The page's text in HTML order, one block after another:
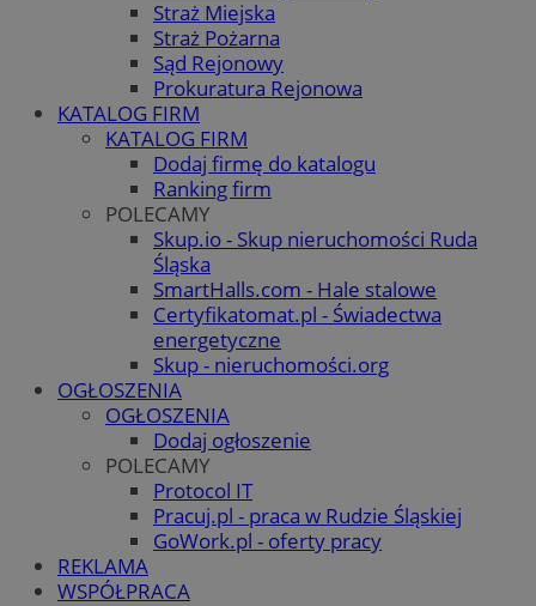
Straż Miejska
Straż Pożarna
Sąd Rejonowy
Prokuratura Rejonowa
KATALOG FIRM
KATALOG FIRM
Dodaj firmę do katalogu
Ranking firm
POLECAMY
Skup.io - Skup nieruchomości Ruda
Śląska
SmartHalls.com - Hale stalowe
Certyfikatomat.pl - Świadectwa
energetyczne
Skup - nieruchomości.org
OGŁOSZENIA
OGŁOSZENIA
Dodaj ogłoszenie
POLECAMY
Protocol IT
Pracuj.pl - praca w Rudzie Śląskiej
GoWork.pl - oferty pracy
REKLAMA
WSPÓŁPRACA